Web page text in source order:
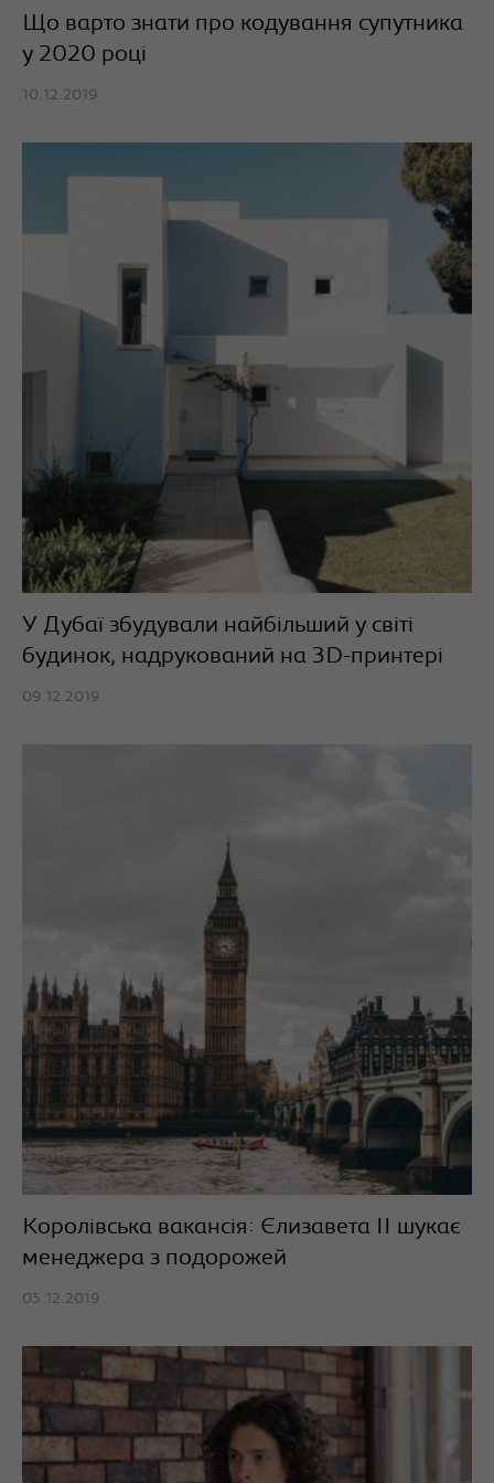
Що варто знати про кодування супутника
у 2020 році
10.12.2019
У Дубаї збудували найбільший у світі
будинок, надрукований на 3D-принтері
09.12.2019
Королівська вакансія: Єлизавета ІІ шукає
менеджера з подорожей
05.12.2019